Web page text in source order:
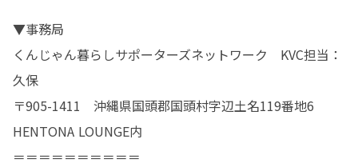
▼事務局
くんじゃん暮らしサポーターズネットワーク　KVC担当：
久保
〒905-1411　沖縄県国頭郡国頭村字辺土名119番地6
HENTONA LOUNGE内
＝＝＝＝＝＝＝＝＝＝